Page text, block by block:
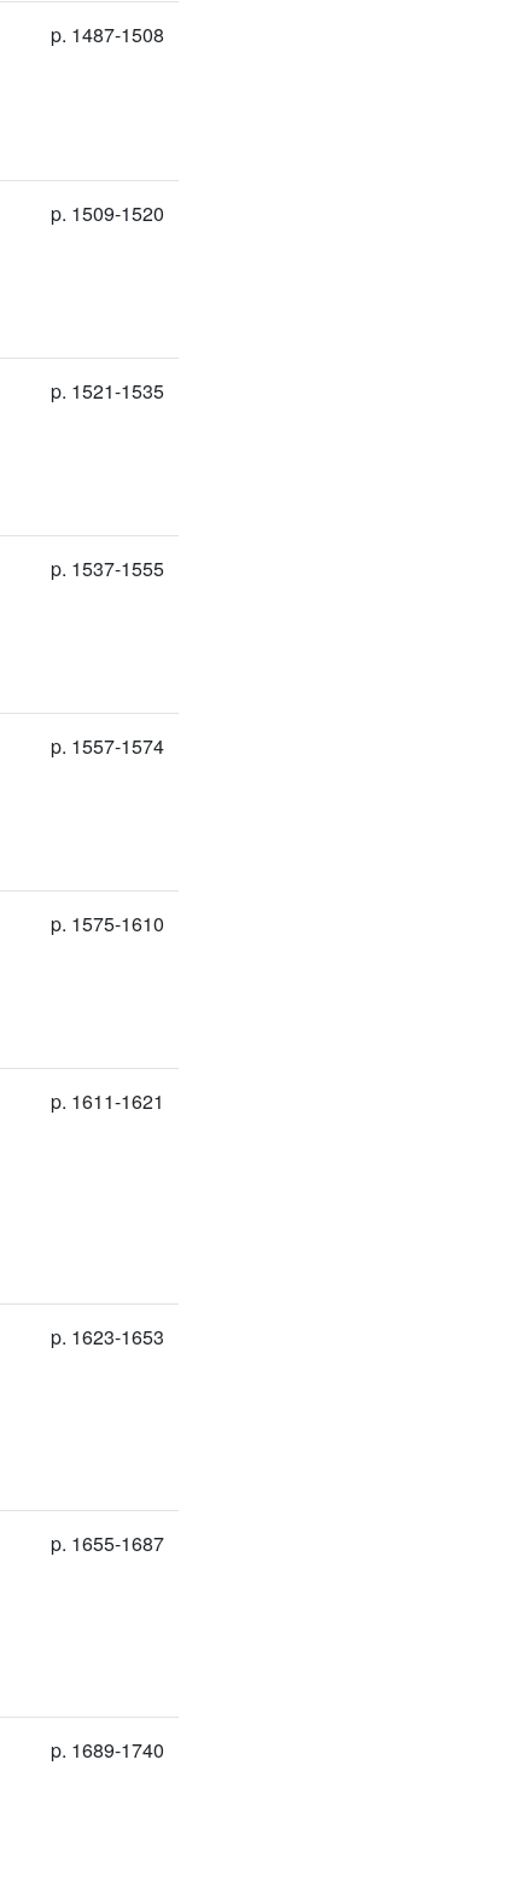
p. 1487-1508
p. 1509-1520
p. 1521-1535
p. 1537-1555
p. 1557-1574
p. 1575-1610
p. 1611-1621
p. 1623-1653
p. 1655-1687
p. 1689-1740